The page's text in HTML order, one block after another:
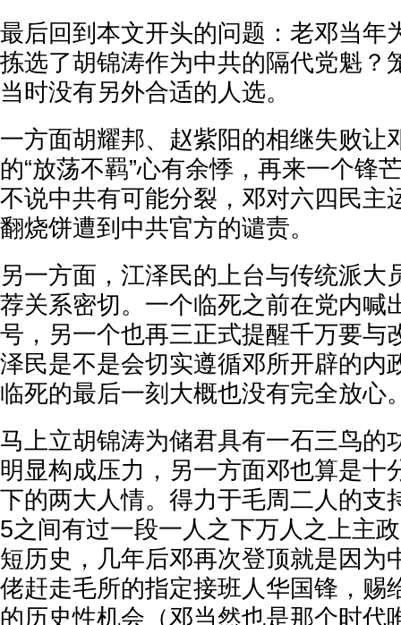
最后回到本文开头的问题：老邓当年
拣选了胡锦涛作为中共的隔代党魁？
当时没有另外合适的人选。
一方面胡耀邦、赵紫阳的相继失败让
的“放荡不羁”心有余悸，再来一个锋
不说中共有可能分裂，邓对六四民主
翻烧饼遭到中共官方的谴责。
另一方面，江泽民的上台与传统派大
荐关系密切。一个临死之前在党内喊
号，另一个也再三正式提醒千万要与
泽民是不是会切实遵循邓所开辟的内
临死的最后一刻大概也没有完全放心
马上立胡锦涛为储君具有一石三鸟的
明显构成压力，另一方面邓也算是十
下的两大人情。得力于毛周二人的支
5之间有过一段一人之下万人之上主
短历史，几年后邓再次登顶就是因为
佬赶走毛所的指定接班人华国锋，赐
的历史性机会（邓当然也是那个时代